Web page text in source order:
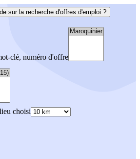
sur la recherche d'offres d'emploi ?
clé, numéro d'offre
choisi